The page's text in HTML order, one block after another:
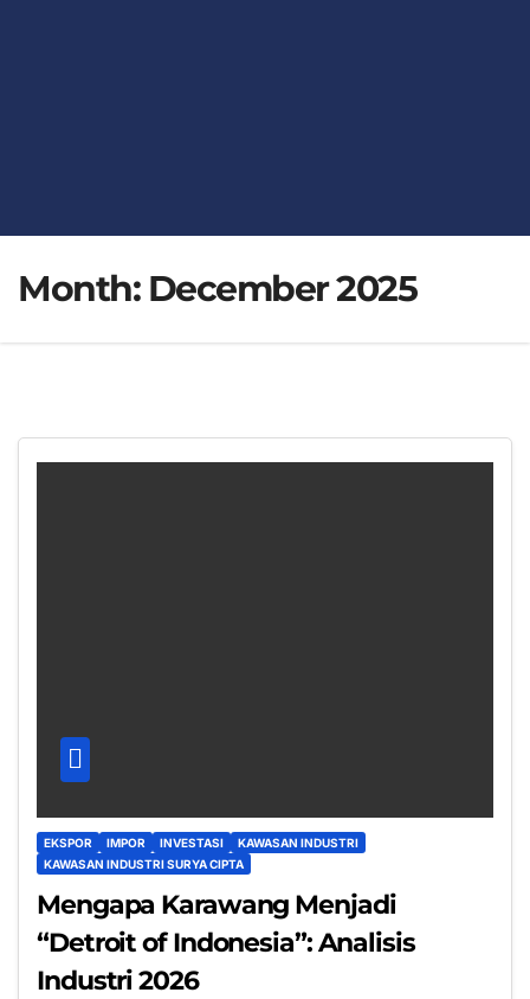
Month: December 2025
EKSPOR IMPOR INVESTASI
KAWASAN INDUSTRI
KAWASAN INDUSTRI SURYA CIPTA
Mengapa Karawang Menjadi
“Detroit of Indonesia”: Analisis
Industri 2026